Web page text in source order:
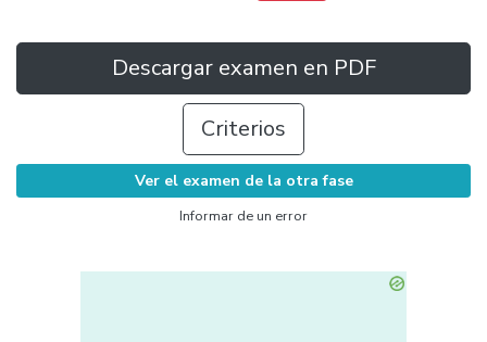
Descargar examen en PDF
Criterios
Ver el examen de la otra fase
Informar de un error